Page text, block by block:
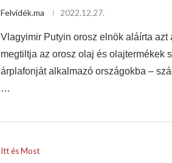
Felvidék.ma 2022.12.27.
Vlagyimir Putyin orosz elnök aláírta azt
megtiltja az orosz olaj és olajtermékek
árplafonját alkalmazó országokba –
…
Itt és Most